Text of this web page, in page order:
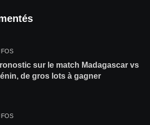
sur le match Madagascar vs
de gros lots à gagner